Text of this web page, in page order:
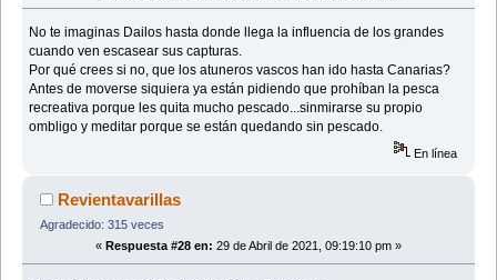
No te imaginas Dailos hasta donde llega la influencia de los grandes
cuando ven escasear sus capturas.
Por qué crees si no, que los atuneros vascos han ido hasta Canarias?
Antes de moverse siquiera ya están pidiendo que prohíban la pesca
recreativa porque les quita mucho pescado...sinmirarse su propio
ombligo y meditar porque se están quedando sin pescado.
En línea
Revientavarillas
Agradecido: 315 veces
« Respuesta #28 en: 29 de Abril de 2021, 09:19:10 pm »